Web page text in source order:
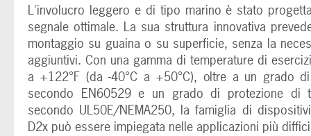
L'involucro leggero e di tipo marino è stato
segnale ottimale. La sua struttura innovativa
montaggio su guaina o su superficie, senza la
aggiuntivi. Con una gamma di temperature di
a +122°F (da -40°C a +50°C), oltre a un grado
secondo EN60529 e un grado di protezione di
secondo UL50E/NEMA250, la famiglia di
D2x può essere impiegata nelle applicazioni più